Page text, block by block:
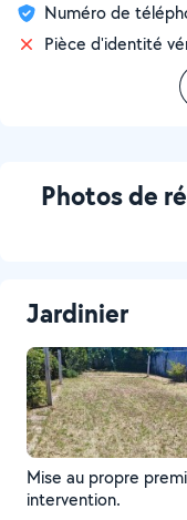
Numéro de
Pièce d'identité
Photos de
Jardinier
Mise au propre
intervention.